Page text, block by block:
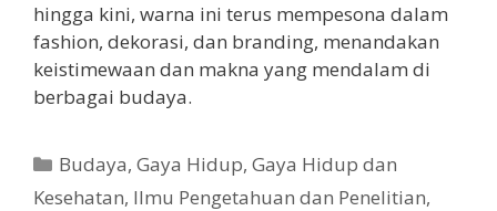
hingga kini, warna ini terus mempesona dalam
fashion, dekorasi, dan branding, menandakan
keistimewaan dan makna yang mendalam di
berbagai budaya.
Kategori
Budaya,Gaya Hidup,Gaya Hidup dan
Kesehatan, Ilmu Pengetahuan dan Penelitian,